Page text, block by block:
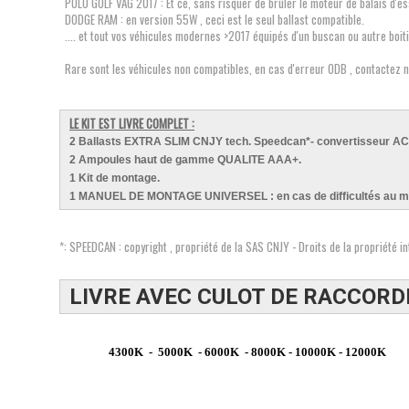
DODGE RAM : en version 55W , ceci est le seul ballast compatible.
.... et tout vos véhicules modernes >2017 équipés d'un buscan ou autre
Rare sont les véhicules non compatibles, en cas d'erreur ODB ,
LE KIT EST LIVRE COMPLET :
2 Ballasts EXTRA SLIM CNJY tech. Speedcan*- convertisseur
2 Ampoules haut de gamme QUALITE AAA+.
1 Kit de montage.
1 MANUEL DE MONTAGE UNIVERSEL : en cas de difficultés au
*: SPEEDCAN : copyright , propriété de la SAS CNJY - Droits de la
LIVRE AVEC CULOT DE
4300K - 5000K - 6000K - 8000K - 10000K - 12000K